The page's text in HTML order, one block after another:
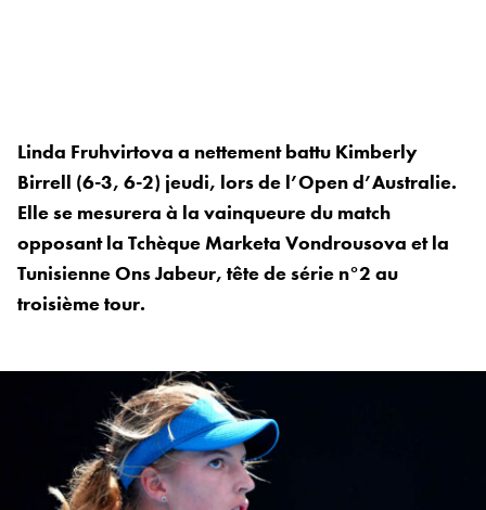
Linda Fruhvirtova a nettement battu Kimberly
Birrell (6-3, 6-2) jeudi, lors de l’Open d’Australie.
Elle se mesurera à la vainqueure du match
opposant la Tchèque Marketa Vondrousova et la
Tunisienne Ons Jabeur, tête de série n°2 au
troisième tour.